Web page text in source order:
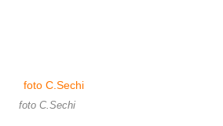
foto C.Sechi